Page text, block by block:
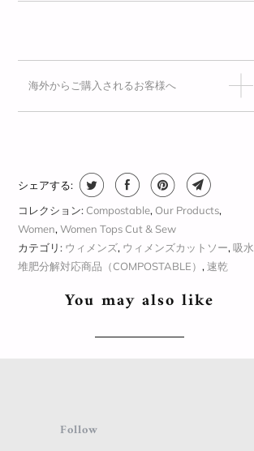
海外からご購入されるお客様へ
シェアする:
コレクション: Compostable, Our Products,
Women,Women Tops Cut & Sew
カテゴリ: ウィメンズ, ウィメンズカットソー,吸水
堆肥分解対応商品（COMPOSTABLE） ,速乾
You may also like
Follow